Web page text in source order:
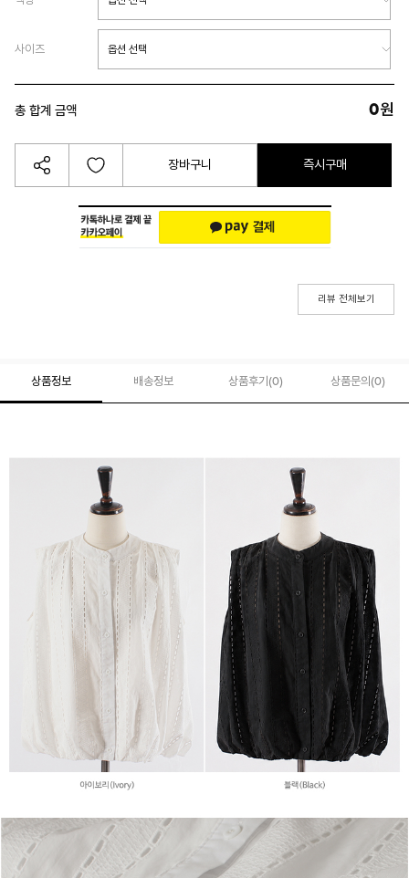
사이즈
총 합계 금액 0원
장바구니 즉시구매
리뷰 전체보기
상품정보 배송정보 상품후기(0) 상품문의 (0)